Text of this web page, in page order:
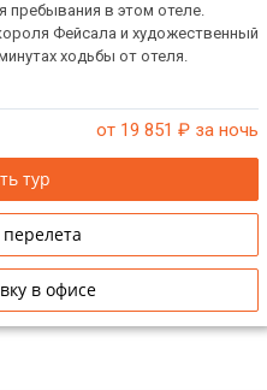
в этом отеле.
Фейсала и художественный
ходьбы от отеля.
от 19 851 ₽ за ночь
тур
в офисе